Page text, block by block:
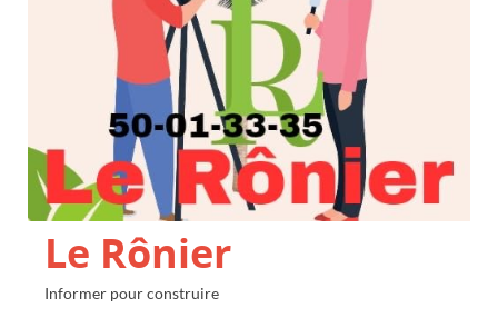
Le Rônier
Informer pour construire